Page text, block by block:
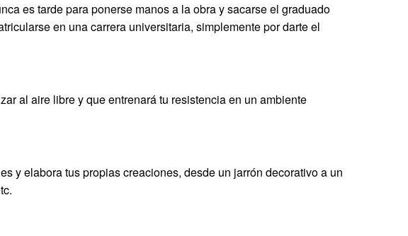
es tarde para ponerse manos a la obra y sacarse el graduado
en una carrera universitaria, simplemente por darte el
al aire libre y que entrenará tu resistencia en un ambiente
y elabora tus propias creaciones, desde un jarrón decorativo a un